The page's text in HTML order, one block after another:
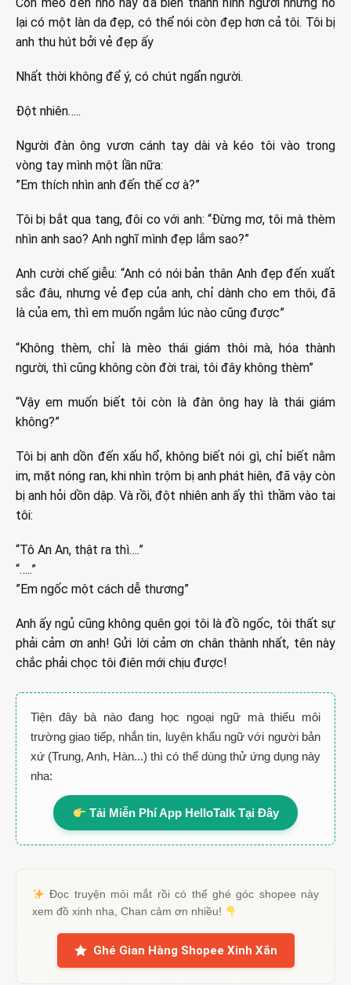
lại có một làn da đẹp, có thể nói còn đẹp hơn cả tôi. Tôi bị
anh thu hút bởi vẻ đẹp ấy
Nhất thời không để ý, có chút ngẩn người.
Đột nhiên…..
Người đàn ông vươn cánh tay dài và kéo tôi vào trong
vòng tay mình một lần nữa:
”Em thích nhìn anh đến thế cơ à?”
Tôi bị bắt qua tang, đôi co với anh: “Đừng mơ, tôi mà thèm
nhìn anh sao? Anh nghĩ mình đẹp lắm sao?”
Anh cười chế giễu: “Anh có nói bản thân Anh đẹp đến xuất
sắc đâu, nhưng vẻ đẹp của anh, chỉ dành cho em thôi, đã
là của em, thì em muốn ngắm lúc nào cũng được”
“Không thèm, chỉ là mèo thái giám thôi mà, hóa thành
người, thì cũng không còn đời trai, tôi đây không thèm”
“Vậy em muốn biết tôi còn là đàn ông hay là thái giám
không?”
Tôi bị anh dồn đến xấu hổ, không biết nói gì, chỉ biết nằm
im, mặt nóng ran, khi nhìn trộm bị anh phát hiên, đã vậy còn
bị anh hỏi dồn dập. Và rồi, đột nhiên anh ấy thì thầm vào tai
tôi:
“Tô An An, thật ra thì….”
“…..”
”Em ngốc một cách dễ thương”
Anh ấy ngủ cũng không quên gọi tôi là đồ ngốc, tôi thất sự
phải cảm ơn anh! Gửi lời cảm ơn chân thành nhất, tên này
chắc phải chọc tôi điên mới chịu được!
Tiện đây bà nào đang học ngoại ngữ mà thiếu môi
trường giao tiếp, nhắn tin, luyện khẩu ngữ với người bản
xứ (Trung, Anh, Hàn...) thì có thể dùng thử ứng dụng này
nha:
Tải Miễn Phí App HelloTalk Tại Đây
Đọc truyện mỏi mắt rồi có thể ghé góc shopee này
xem đồ xinh nha, Chan cảm ơn nhiều!
Ghé Gian Hàng Shopee Xinh Xắn